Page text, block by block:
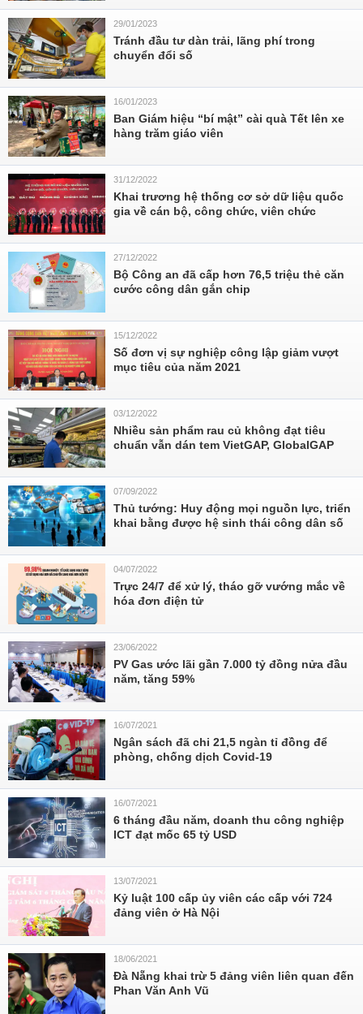
29/01/2023
Tránh đầu tư dàn trải, lãng phí trong
chuyển đổi số
16/01/2023
Ban Giám hiệu “bí mật” cài quà Tết lên xe
hàng trăm giáo viên
31/12/2022
Khai trương hệ thống cơ sở dữ liệu quốc
gia về cán bộ, công chức, viên chức
27/12/2022
Bộ Công an đã cấp hơn 76,5 triệu thẻ căn
cước công dân gắn chip
15/12/2022
Số đơn vị sự nghiệp công lập giảm vượt
mục tiêu của năm 2021
03/12/2022
Nhiều sản phẩm rau củ không đạt tiêu
chuẩn vẫn dán tem VietGAP, GlobalGAP
07/09/2022
Thủ tướng: Huy động mọi nguồn lực, triển
khai bằng được hệ sinh thái công dân số
04/07/2022
Trực 24/7 để xử lý, tháo gỡ vướng mắc về
hóa đơn điện tử
23/06/2022
PV Gas ước lãi gần 7.000 tỷ đồng nửa đầu
năm, tăng 59%
16/07/2021
Ngân sách đã chi 21,5 ngàn tỉ đồng để
phòng, chống dịch Covid-19
16/07/2021
6 tháng đầu năm, doanh thu công nghiệp
ICT đạt mốc 65 tỷ USD
13/07/2021
Kỷ luật 100 cấp ủy viên các cấp với 724
đảng viên ở Hà Nội
18/06/2021
Đà Nẵng khai trừ 5 đảng viên liên quan đến
Phan Văn Anh Vũ